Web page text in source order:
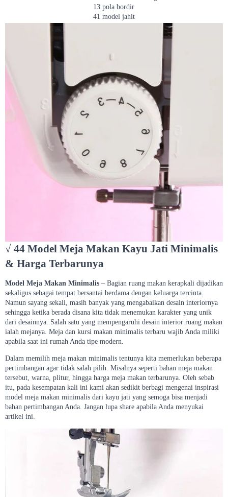
13 pola bordir
41 model jahit
√ 44 Model Meja Makan Kayu Jati Minimalis
& Harga Terbarunya
Model Meja Makan Minimalis – Bagian ruang makan kerapkali dijadikan
sekaligus sebagai tempat bersantai berdama dengan keluarga tercinta.
Namun sayang sekali, masih banyak yang mengabaikan desain interiornya
sehingga ketika berada disana kita tidak menemukan karakter yang unik
dari desainnya. Salah satu yang mempengaruhi desain interior ruang makan
ialah mejanya. Meja dan kursi makan minimalis terbaru wajib Anda miliki
apabila saat ini rumah Anda tipe modern.
Dalam memilih meja makan minimalis tentunya kita memerlukan beberapa
pertimbangan agar tidak salah pilih. Misalnya seperti bahan meja makan
tersebut, warna, plitur, hingga harga meja makan terbarunya. Oleh sebab
itu, pada kesempatan kali ini kami akan sedikit berbagi mengenai inspirasi
model meja makan minimalis dari kayu jati yang semoga bisa menjadi
bahan pertimbangan Anda. Jangan lupa share apabila Anda menyukai
artikel ini.